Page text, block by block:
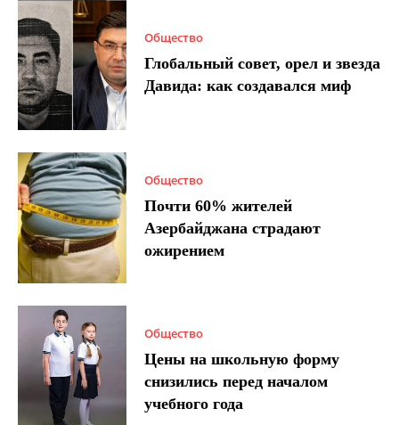
Общество
Глобальный совет, орел и звезда
Давида: как создавался миф
Общество
Почти 60% жителей
Азербайджана страдают
ожирением
Общество
Цены на школьную форму
снизились перед началом
учебного года